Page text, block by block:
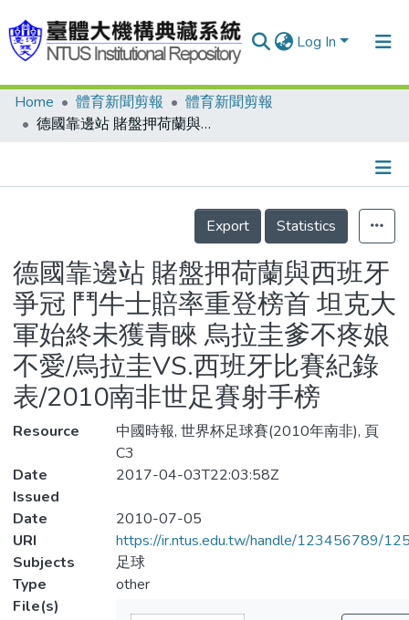
Log In
Communities & Collections
Statistics
Home 體育新聞剪報
體育新聞剪報
德國靠邊站 賭盤押荷蘭與西班牙爭冠 鬥牛士賠率重登榜首 坦克大軍始終未獲青睞 烏拉圭爹不疼娘不愛/烏拉圭VS.西班牙比賽紀錄表/2010南非世足賽射手榜
Details
Export
Statistics
德國靠邊站 賭盤押荷蘭與西班牙
爭冠 鬥牛士賠率重登榜首 坦克大
軍始終未獲青睞 烏拉圭爹不疼娘
不愛/烏拉圭VS.西班牙比賽紀錄
表/2010南非世足賽射手榜
Resource
中國時報, 世界杯足球賽(2010年南非), 頁
C3
Date
Issued
2017-04-03T22:03:58Z
Date
2010-07-05
URI
https://ir.ntus.edu.tw/handle/123456789/
Subjects
足球
Type
other
File(s)